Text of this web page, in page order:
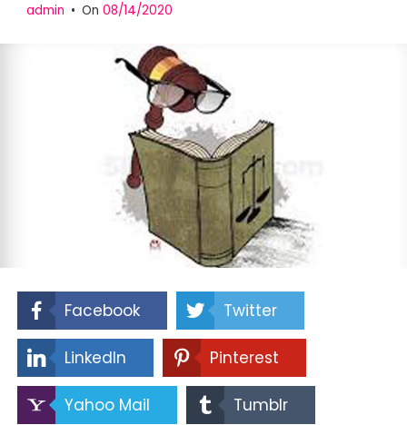
admin On 08/14/2020
Facebook Twitter
LinkedIn Pinterest
Yahoo Mail Tumblr